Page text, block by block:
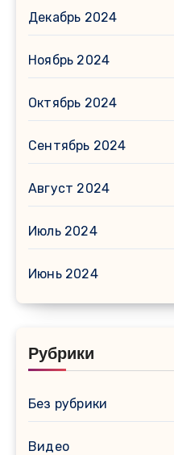
Декабрь 2024
Ноябрь 2024
Октябрь 2024
Сентябрь 2024
Август 2024
Июль 2024
Июнь 2024
Рубрики
Без рубрики
Видео